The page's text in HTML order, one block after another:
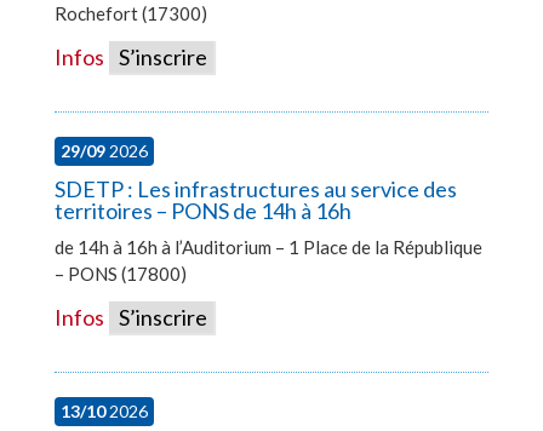
Rochefort (17300)
Infos S’inscrire
29/092026
SDETP : Les infrastructures au service des
territoires – PONS de 14h à 16h
de 14h à 16h à l’Auditorium – 1 Place de la République
– PONS (17800)
Infos S’inscrire
13/102026